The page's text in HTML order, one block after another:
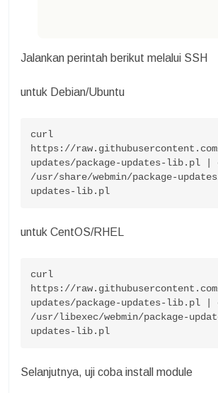
Jalankan perintah berikut melalui SSH
untuk Debian/Ubuntu
curl
https://raw.githubusercontent.com/
updates/package-updates-lib.pl |
/usr/share/webmin/package-
updates-lib.pl
untuk CentOS/RHEL
curl
https://raw.githubusercontent.com/
updates/package-updates-lib.pl |
/usr/libexec/webmin/package-
updates-lib.pl
Selanjutnya, uji coba install module